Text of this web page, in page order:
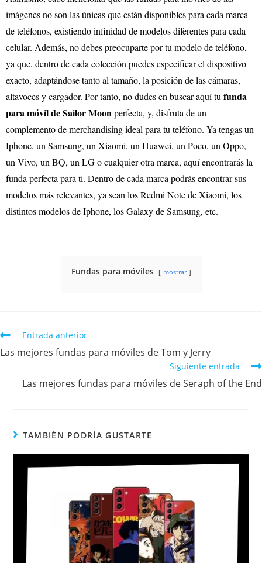
imágenes no son las únicas que están disponibles para cada marca
de teléfonos, existiendo infinidad de modelos diferentes para cada
celular. Además, no debes preocuparte por tu modelo de teléfono,
ya que, dentro de cada colección puedes especificar el dispositivo
exacto, adaptándose tanto al tamaño, la posición de las cámaras,
altavoces y cargador. Por tanto, no dudes en buscar aquí tu funda
para móvil de Sailor Moonperfecta, y, disfruta de un
complemento de merchandising ideal para tu teléfono. Ya tengas un
Iphone, un Samsung, un Xiaomi, un Huawei, un Poco, un Oppo,
un Vivo, un BQ, un LG o cualquier otra marca, aquí encontrarás la
funda perfecta para ti. Dentro de cada marca podrás encontrar sus
modelos más relevantes, ya sean los Redmi Note de Xiaomi, los
distintos modelos de Iphone, los Galaxy de Samsung, etc.
Fundas para móviles mostrar
Entrada anterior
Las mejores fundas para móviles de Tom y Jerry
Siguiente entrada
Las mejores fundas para móviles de Seraph of the End
TAMBIÉN PODRÍA GUSTARTE